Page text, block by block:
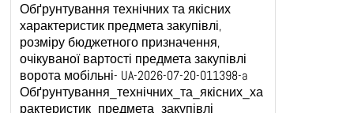
Обґрунтування технічних та якісних
характеристик предмета закупівлі,
розміру бюджетного призначення,
очікуваної вартості предмета закупівлі
ворота мобільні- UA-2026-07-20-011398-a
Обґрунтування_технічних_та_якісних_ха
рактеристик_предмета_закупівлі